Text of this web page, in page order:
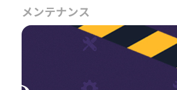
メンテナンス